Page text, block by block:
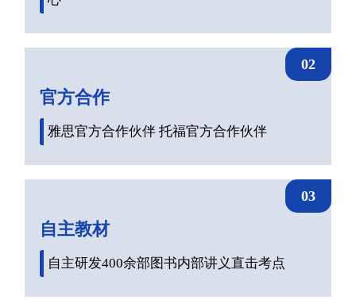
02
官方合作
雅思官方合作伙伴 托福官方合作伙伴
03
自主教材
自主研发400余部图书内部讲义直击考点